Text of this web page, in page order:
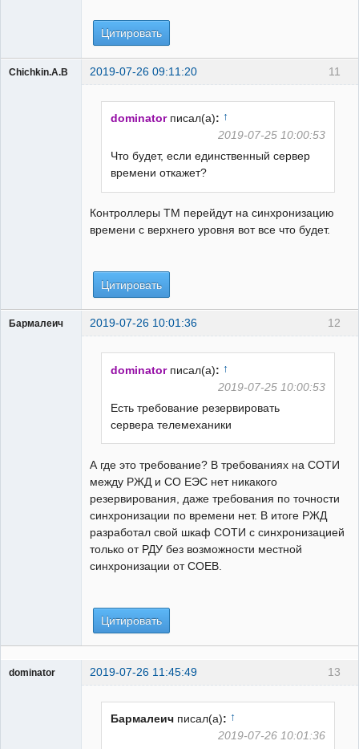
Цитировать
11
Chichkin.A.B 2019-07-26 09:11:20
dominator писал(а): ↑
2019-07-25 10:00:53
Что будет, если единственный сервер
времени откажет?
Контроллеры ТМ перейдут на синхронизацию
времени с верхнего уровня вот все что будет.
Цитировать
12
Бармалеич 2019-07-26 10:01:36
dominator писал(а): ↑
2019-07-25 10:00:53
Есть требование резервировать
сервера телемеханики
А где это требование? В требованиях на СОТИ
между РЖД и СО ЕЭС нет никакого
резервирования, даже требования по точности
синхронизации по времени нет. В итоге РЖД
разработал свой шкаф СОТИ с синхронизацией
только от РДУ без возможности местной
синхронизации от СОЕВ.
Цитировать
13
dominator 2019-07-26 11:45:49
Бармалеич писал(а): ↑
2019-07-26 10:01:36